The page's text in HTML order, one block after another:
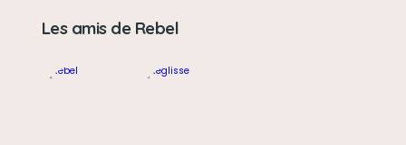
Son loisir préféré
Les amis de Rebel